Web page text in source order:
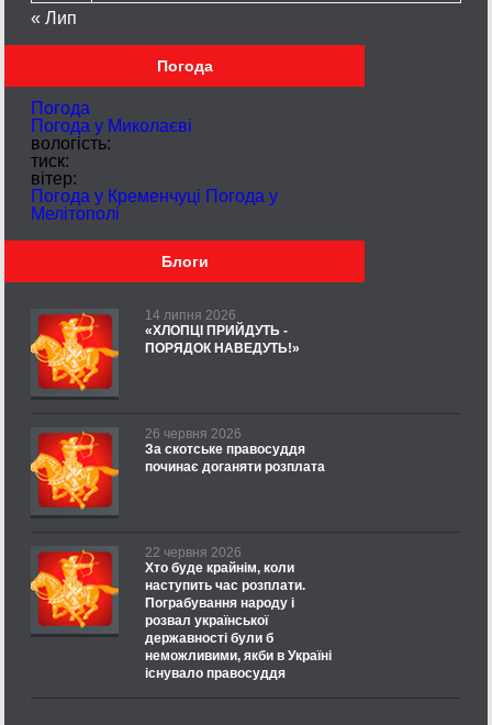
« Лип
Погода
Погода
Погода у Миколаєві
вологість:
тиск:
вітер:
Погода у Кременчуці Погода у
Мелітополі
Блоги
14 липня 2026
«ХЛОПЦІ ПРИЙДУТЬ -
ПОРЯДОК НАВЕДУТЬ!»
26 червня 2026
За скотське правосуддя
починає доганяти розплата
22 червня 2026
Хто буде крайнім, коли
наступить час розплати.
Пограбування народу і
розвал української
державності були б
неможливими, якби в Україні
існувало правосуддя